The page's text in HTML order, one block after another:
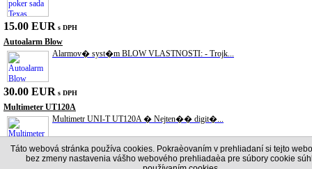
15.00 EUR s DPH
Autoalarm Blow
Alarmov� syst�m BLOW VLASTNOSTI: - Trojk...
30.00 EUR s DPH
Multimeter UT120A
Multimetr UNI-T UT120A � Nejten�� digit�...
Táto webová stránka používa cookies. Pokraèovaním v prehliadaní si tejto
bez zmeny nastavenia vášho webového prehliadaèa pre súbory cookie